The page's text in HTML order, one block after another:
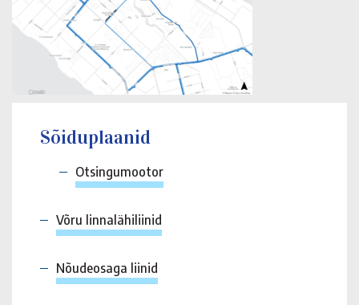
Sõiduplaanid
Otsingumootor
Võru linnalähiliinid
Nõudeosaga liinid